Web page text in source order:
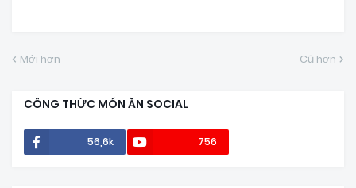
Mới hơn Cũ hơn
CÔNG THỨC MÓN ĂN SOCIAL
56,6k 756